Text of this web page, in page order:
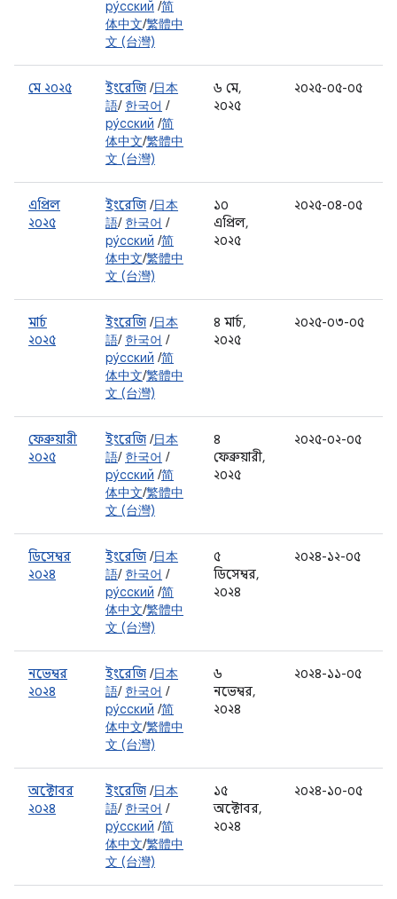
ру́сский /简
体中文/繁體中
文 (台灣)
মে ২০২৫ ইংরেজি /日本
語/ 한국어 /
ру́сский /简
体中文/繁體中
文 (台灣)
৬ মে,
২০২৫
২০২৫-০৫-০৫
এপ্রিল
২০২৫
ইংরেজি /日本
語/ 한국어 /
ру́сский /简
体中文/繁體中
文 (台灣)
১০
এপ্রিল,
২০২৫
২০২৫-০৪-০৫
মার্চ
২০২৫
ইংরেজি /日本
語/ 한국어 /
ру́сский /简
体中文/繁體中
文 (台灣)
৪ মার্চ,
২০২৫
২০২৫-০৩-০৫
ফেব্রুয়ারী
২০২৫
ইংরেজি /日本
語/ 한국어 /
ру́сский /简
体中文/繁體中
文 (台灣)
৪
ফেব্রুয়ারী,
২০২৫
২০২৫-০২-০৫
ডিসেম্বর
২০২৪
ইংরেজি /日本
語/ 한국어 /
ру́сский /简
体中文/繁體中
文 (台灣)
৫
ডিসেম্বর,
২০২৪
২০২৪-১২-০৫
নভেম্বর
২০২৪
ইংরেজি /日本
語/ 한국어 /
ру́сский /简
体中文/繁體中
文 (台灣)
৬
নভেম্বর,
২০২৪
২০২৪-১১-০৫
অক্টোবর
২০২৪
ইংরেজি /日本
語/ 한국어 /
ру́сский /简
体中文/繁體中
文 (台灣)
১৫
অক্টোবর,
২০২৪
২০২৪-১০-০৫